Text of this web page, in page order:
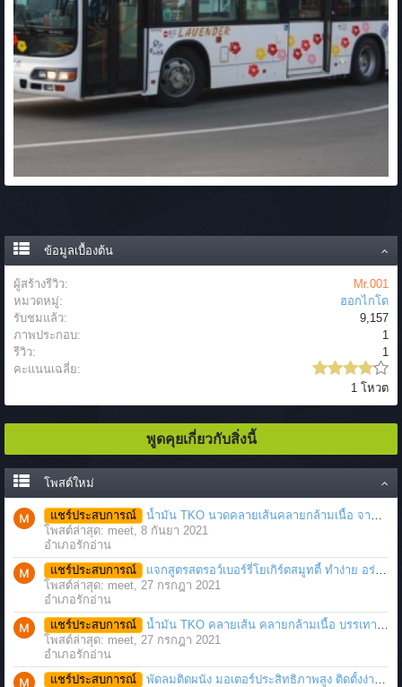
ข้อมูลเบื้องต้น
ผู้สร้างรีวิว:
Mr.001
หมวดหมู่:
ฮอกไกโด
รับชมแล้ว:
9,157
ภาพประกอบ:
1
รีวิว:
1
คะแนนเฉลี่ย:
1 โหวต
พูดคุยเกี่ยวกับสิ่งนี้
โพสต์ใหม่
แชร์ประสบการณ์
น้ำมัน TKO นวดคลายเส้นคลายกล้ามเนื้อ จากภาวะตึงหรือเคล็ด บาดเจ็บ ได้อย่างฉับพลัน
โพสต์ล่าสุด: meet, 8 กันยา 2021
อำเภอรักอ่าน
แชร์ประสบการณ์
แจกสูตรสตรอว์เบอร์รี่โยเกิร์ตสมูทตี้ ทำง่าย อร่อย แค่มีเครื่องปั่นน้ำผลไม้
โพสต์ล่าสุด: meet, 27 กรกฎา 2021
อำเภอรักอ่าน
แชร์ประสบการณ์
น้ำมัน TKO คลายเส้น คลายกล้ามเนื้อ บรรเทาอาการบาดเจ็บโดยฉับพลัน
โพสต์ล่าสุด: meet, 27 กรกฎา 2021
อำเภอรักอ่าน
แชร์ประสบการณ์
พัดลมติดผนัง มอเตอร์ประสิทธิภาพสูง ติดตั้งง่าย ประหยัดพื้นที่